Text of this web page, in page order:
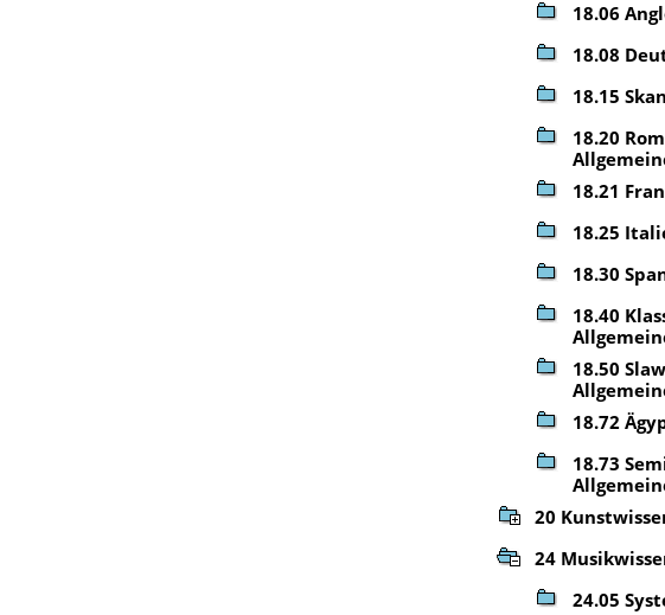
18.06
18.08
18.15
18.20
18.21
18.25
18.30
18.40
18.50
18.72
18.73
20
24
24.05